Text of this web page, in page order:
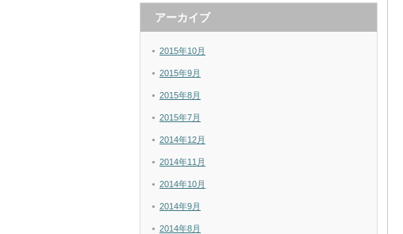
アーカイブ
2015年10月
2015年9月
2015年8月
2015年7月
2014年12月
2014年11月
2014年10月
2014年9月
2014年8月